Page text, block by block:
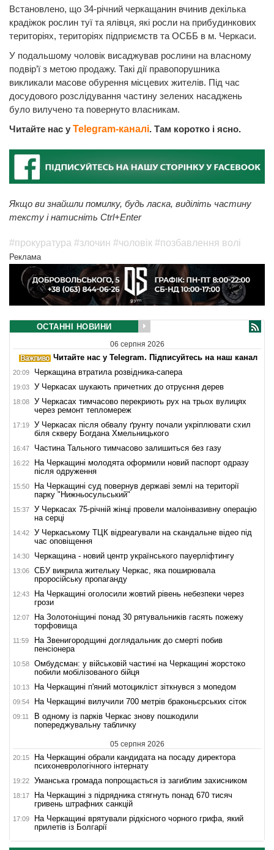
Встановлено, що 34-річний черкащанин вчинив декілька
крадіжок рослин туї та ялівця, які росли на прибудинкових
територіях, територіях підприємств та ОСББ в м. Черкаси.
У подальшому чоловік висаджував рослини на власному
подвір’ї з метою продажу. Такі дії правопорушника
викликали масове обурення місцевих жителів. Під час
досудового розслідування частину зелених насаджень
було вилучено та повернуто власникам.
Читайте нас у Telegram-каналі. Там коротко і ясно.
Якщо ви знайшли помилку, будь ласка, виділіть частину
тексту і натисніть Ctrl+Enter
#прокуратура #злочин #чоловік #позбавлення волі
Реклама
ОСТАННІ НОВИНИ
06 серпня 2026
Читайте нас у Telegram. Підписуйтесь на наш канал
20:09 Черкащина втратила розвідника-сапера
19:03 У Черкасах шукають причетних до отруєння дерев
18:08
У Черкасах тимчасово перекриють рух на трьох вулицях
через ремонт тепломереж
17:19
У Черкасах після обвалу ґрунту почали укріплювати схил
біля скверу Богдана Хмельницького
16:47 Частина Тального тимчасово залишиться без газу
16:22
На Черкащині молодята оформили новий паспорт одразу
після одруження
15:50
На Черкащині суд повернув державі землі на території
парку "Нижньосульський"
15:37
У Черкасах 75-річній жінці провели малоінвазивну операцію
на серці
14:42
У Черкаському ТЦК відреагували на скандальне відео під
час оповіщення
14:30 Черкащина - новий центр українського пауерліфтингу
13:06
СБУ викрила жительку Черкас, яка поширювала
проросійську пропаганду
12:43
На Черкащині оголосили жовтий рівень небезпеки через
грози
12:07
На Золотоніщині понад 30 рятувальників гасять пожежу
торфовища
11:59
На Звенигородщині доглядальник до смерті побив
пенсіонера
10:58
Омбудсман: у військовій частині на Черкащині жорстоко
побили мобілізованого бійця
10:13 На Черкащині п'яний мотоцикліст зіткнувся з мопедом
09:54 На Черкащині вилучили 700 метрів браконьєрських сіток
09:11
В одному із парків Черкас знову пошкодили
попереджувальну табличку
05 серпня 2026
20:15
На Черкащині обрали кандидата на посаду директора
психоневрологічного інтернату
19:22 Уманська громада попрощається із загиблим захисником
18:17
На Черкащині з підрядника стягнуть понад 670 тисяч
гривень штрафних санкцій
17:09
На Черкащині врятували рідкісного чорного грифа, який
прилетів із Болгарії